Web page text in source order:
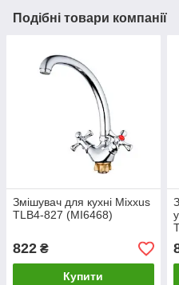
Подібні товари компанії
Змішувач для кухні Mixxus
TLB4-827 (MI6468)
822 ₴
Купити